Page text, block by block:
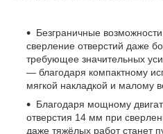
Безграничные
сверление отверстий даже
требующее значительных
— благодаря компактному
мягкой накладкой и малому
Благодаря мощному
отверстия 14 мм при
даже тяжёлых работ станет